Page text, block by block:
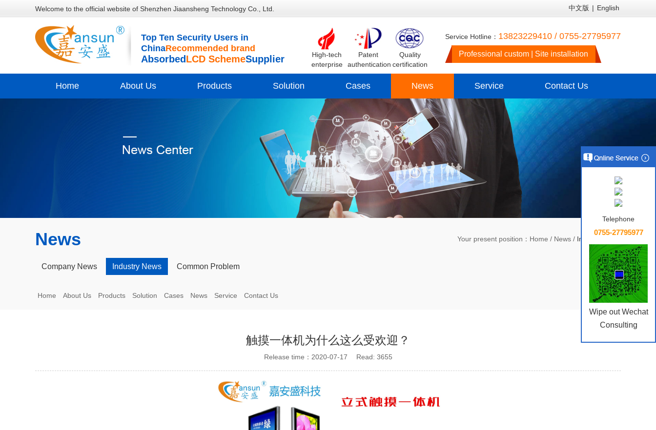
Welcome to the official website of Shenzhen Jiaansheng Technology Co., Ltd. 中文版 | English
Top Ten Security Users in
ChinaRecommended brand
AbsorbedLCD SchemeSupplier
High-tech
enterprise
Patent
authentication
Quality
certification
Service Hotline： 13823229410 / 0755-27795977
Professional custom | Site installation
Home About Us Products Solution Cases News Service Contact Us
News Your present position： Home / News / Industry News
Company News Industry News Common Problem
Home About Us Products Solution Cases News Service Contact Us
触摸一体机为什么这么受欢迎？
Release time：2020-07-17 Read: 3655
Telephone
0755-27795977
Wipe out Wechat
Consulting